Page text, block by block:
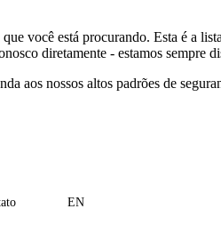
você está procurando. Esta é a
diretamente - estamos sempre
aos nossos altos padrões de
EN